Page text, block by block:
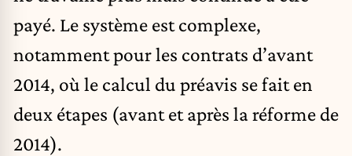
payé. Le système est complexe,
notamment pour les contrats d’avant
2014, où le calcul du préavis se fait en
deux étapes (avant et après la réforme de
2014).